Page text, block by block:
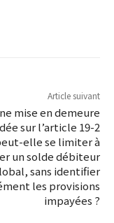
Article suivant
mise en demeure
sur l’article 19-2
elle se limiter à
un solde débiteur
sans identifier
les provisions
impayées ?